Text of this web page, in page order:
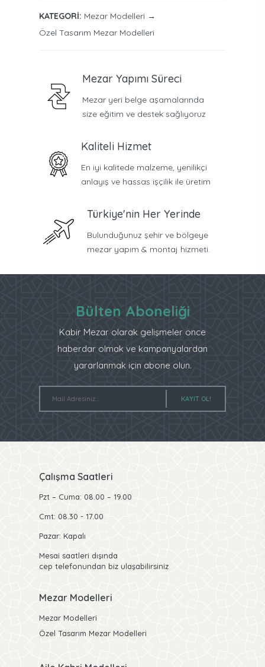
KATEGORI: Mezar Modelleri →
Özel Tasarım Mezar Modelleri
Mezar Yapımı Süreci
Mezar yeri belge aşamalarında
size eğitim ve destek sağlıyoruz
Kaliteli Hizmet
En iyi kalitede malzeme, yenilikçi
anlayış ve hassas işçilik ile üretim
Türkiye'nin Her Yerinde
Bulunduğunuz şehir ve bölgeye
mezar yapım & montaj hizmeti.
Bülten Aboneliği
Kabir Mezar olarak gelişmeler önce
haberdar olmak ve kampanyalardan
yararlanmak için abone olun.
KAYIT OL!
Çalışma Saatleri
Pzt – Cuma: 08.00 – 19.00
Cmt: 08.30 - 17.00
Pazar: Kapalı
Mesai saatleri dışında
cep telefonundan biz ulaşabilirsiniz
Mezar Modelleri
Mezar Modelleri
Özel Tasarım Mezar Modelleri